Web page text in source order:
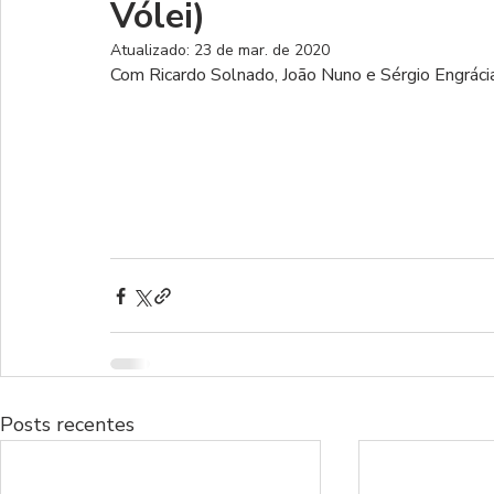
Vólei)
Atualizado: 23 de mar. de 2020
Com Ricardo Solnado, João Nuno e Sérgio
Posts recentes